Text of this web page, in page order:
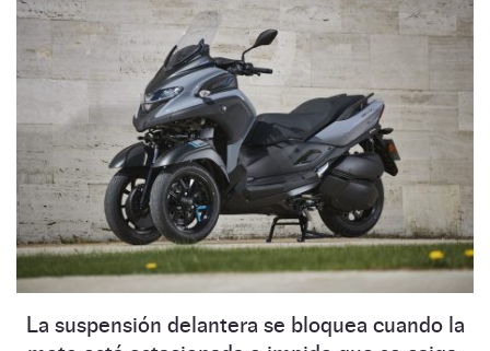
La suspensión delantera se bloquea cuando la